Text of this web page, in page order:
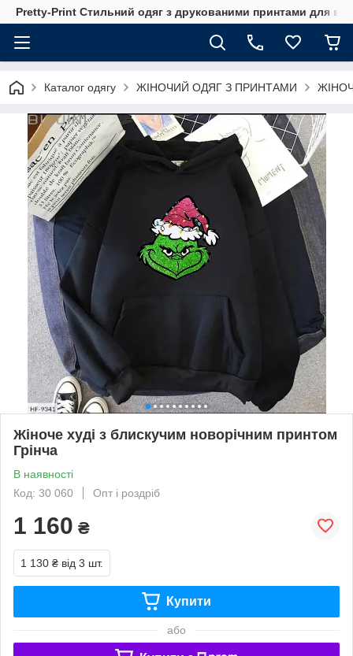
Pretty-Print Стильний одяг з друкованими принтами для
Каталог одягу ЖІНОЧИЙ ОДЯГ З ПРИНТАМИ
Жіноче худі з блискучим новорічним принтом
Грінча
В наявності
Код: 30 060
Опт і роздріб
1 160 ₴
1 130 ₴ від 3 шт.
Купити
або